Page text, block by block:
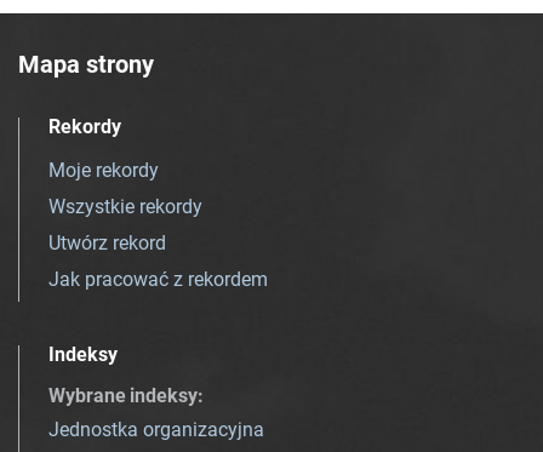
Mapa strony
Rekordy
Moje rekordy
Wszystkie rekordy
Utwórz rekord
Jak pracować z rekordem
Indeksy
Wybrane indeksy:
Jednostka organizacyjna